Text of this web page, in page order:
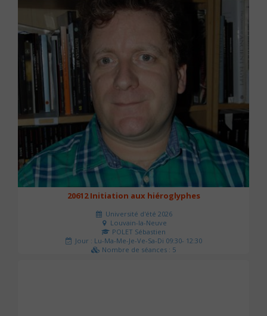
20612 Initiation aux hiéroglyphes
Université d'été 2026
Louvain-la-Neuve
POLET Sébastien
Jour : Lu-Ma-Me-Je-Ve-Sa-Di 09:30- 12:30
Nombre de séances : 5